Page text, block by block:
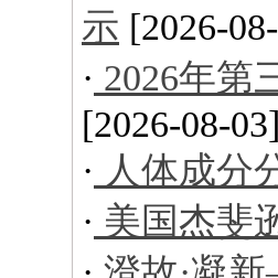
示 [2026-
· 2026年第
[2026-08-03]
· 人体成分
· 美国杰斐